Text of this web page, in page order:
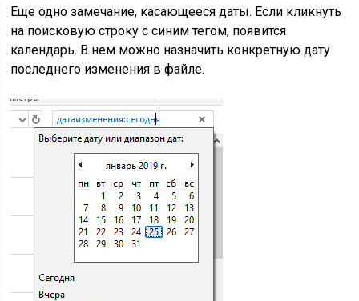
Еще одно замечание, касающееся даты. Если кликнуть
на поисковую строку с синим тегом, появится
календарь. В нем можно назначить конкретную дату
последнего изменения в файле.